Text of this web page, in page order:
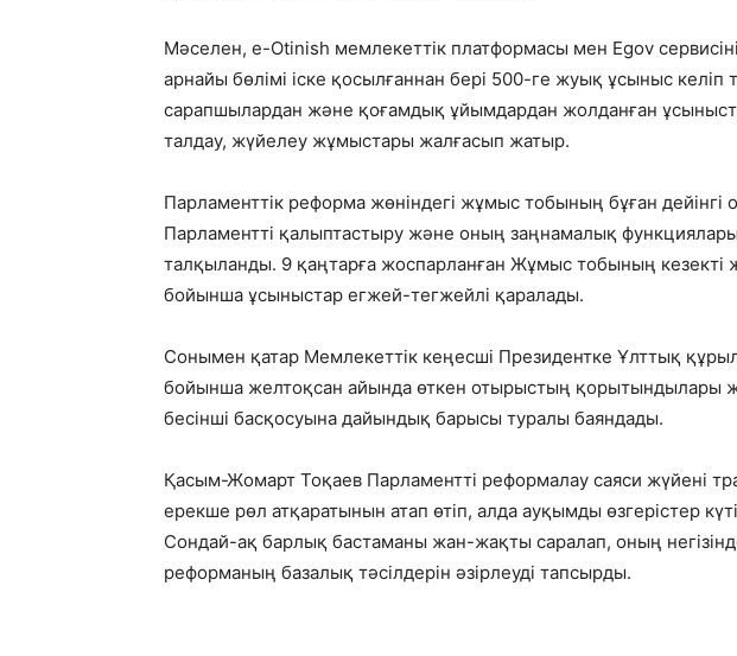
Мәселен, e-Otinish мемлекеттік платформасы мен Egov
арнайы бөлімі іске қосылғаннан бері 500-ге жуық ұсыныс келіп
сарапшылардан және қоғамдық ұйымдардан жолданған
талдау, жүйелеу жұмыстары жалғасып жатыр.
Парламенттік реформа жөніндегі жұмыс тобының бұған дейінгі
Парламентті қалыптастыру және оның заңнамалық
талқыланды. 9 қаңтарға жоспарланған Жұмыс тобының кезекті
бойынша ұсыныстар егжей-тегжейлі қаралады.
Сонымен қатар Мемлекеттік кеңесші Президентке Ұлттық
бойынша желтоқсан айында өткен отырыстың қорытындылары
бесінші басқосуына дайындық барысы туралы баяндады.
Қасым-Жомарт Тоқаев Парламентті реформалау саяси жүйені
ерекше рөл атқаратынын атап өтіп, алда ауқымды өзгерістер
Сондай-ақ барлық бастаманы жан-жақты саралап, оның
реформаның базалық тәсілдерін әзірлеуді тапсырды.